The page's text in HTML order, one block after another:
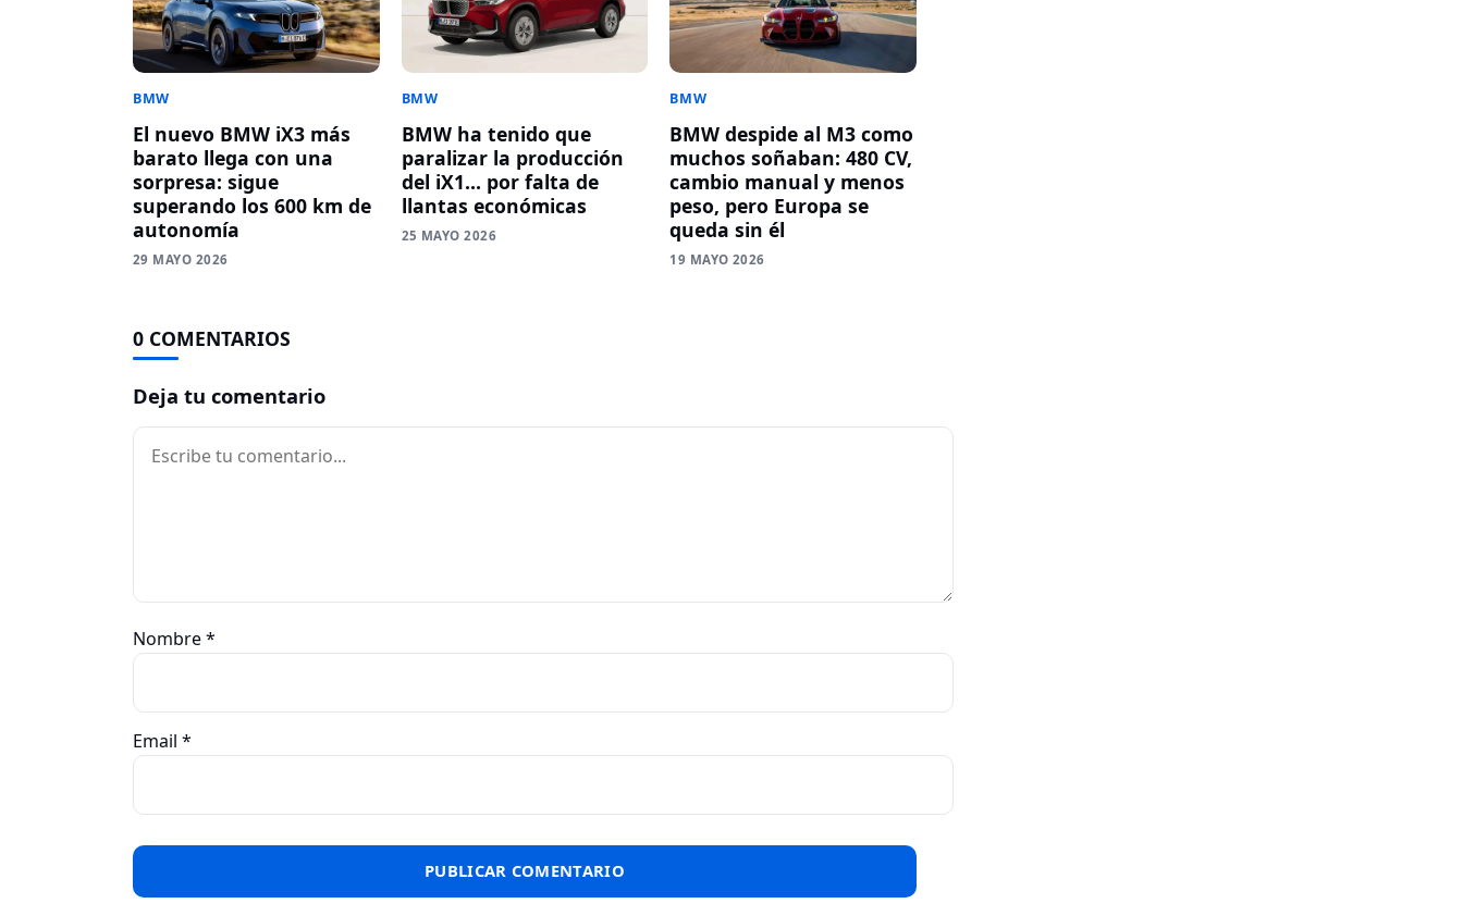
BMW
El nuevo BMW iX3 más
barato llega con una
sorpresa: sigue
superando los 600 km de
autonomía
29 MAYO 2026
BMW
BMW ha tenido que
paralizar la producción
del iX1… por falta de
llantas económicas
25 MAYO 2026
BMW
BMW despide al M3 como
muchos soñaban: 480 CV,
cambio manual y menos
peso, pero Europa se
queda sin él
19 MAYO 2026
0 COMENTARIOS
Deja tu comentario
Comentario
Nombre*
Email *